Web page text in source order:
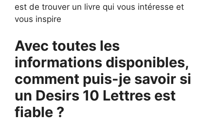
est de trouver un livre qui vous intéresse et
vous inspire
Avec toutes les
informations disponibles,
comment puis-je savoir si
un Desirs 10 Lettres est
fiable ?